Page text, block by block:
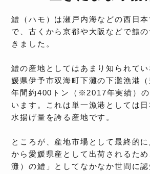
鱧（ハモ）は瀬戸内海などの西日
で、古くから京都や大阪などで鱧
きました。
鱧の産地としてはあまり知られて
媛県伊予市双海町下灘の下灘漁港（
年間約400トン（※2017年実績）の
います。これは単一漁港としては
水揚げ量を誇る産地です。
ところが、産地市場として最終的
から愛媛県産として出荷されるた
灘）の鱧」としてなかなか世間に